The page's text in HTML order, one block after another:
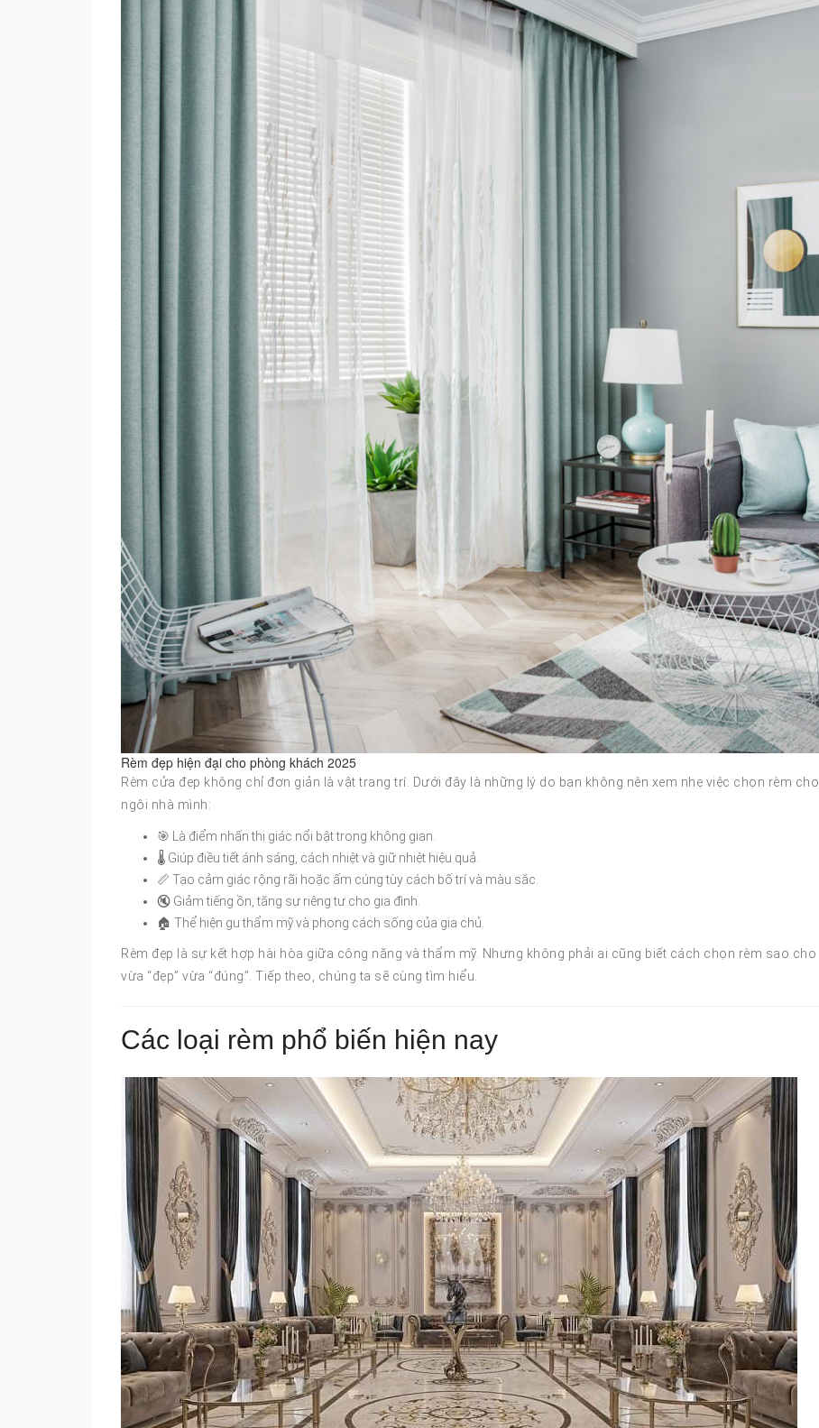
Rèm đẹp hiện đại cho phòng khách 2025
Rèm cửa đẹp không chỉ đơn giản là vật trang trí. Dưới đây là những lý do bạn không nên xem nhẹ việc chọn rèm cho
ngôi nhà mình:
🎯 Là điểm nhấn thị giác nổi bật trong không gian.
🌡️ Giúp điều tiết ánh sáng, cách nhiệt và giữ nhiệt hiệu quả.
📏 Tạo cảm giác rộng rãi hoặc ấm cúng tùy cách bố trí và màu sắc.
🔇 Giảm tiếng ồn, tăng sự riêng tư cho gia đình.
🏠 Thể hiện gu thẩm mỹ và phong cách sống của gia chủ.
Rèm đẹp là sự kết hợp hài hòa giữa công năng và thẩm mỹ. Nhưng không phải ai cũng biết cách chọn rèm sao cho
vừa “đẹp” vừa “đúng”. Tiếp theo, chúng ta sẽ cùng tìm hiểu.
Các loại rèm phổ biến hiện nay